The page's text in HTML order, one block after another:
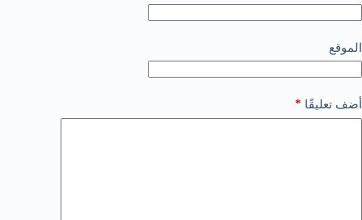
الموقع
أضف تعليقًا *